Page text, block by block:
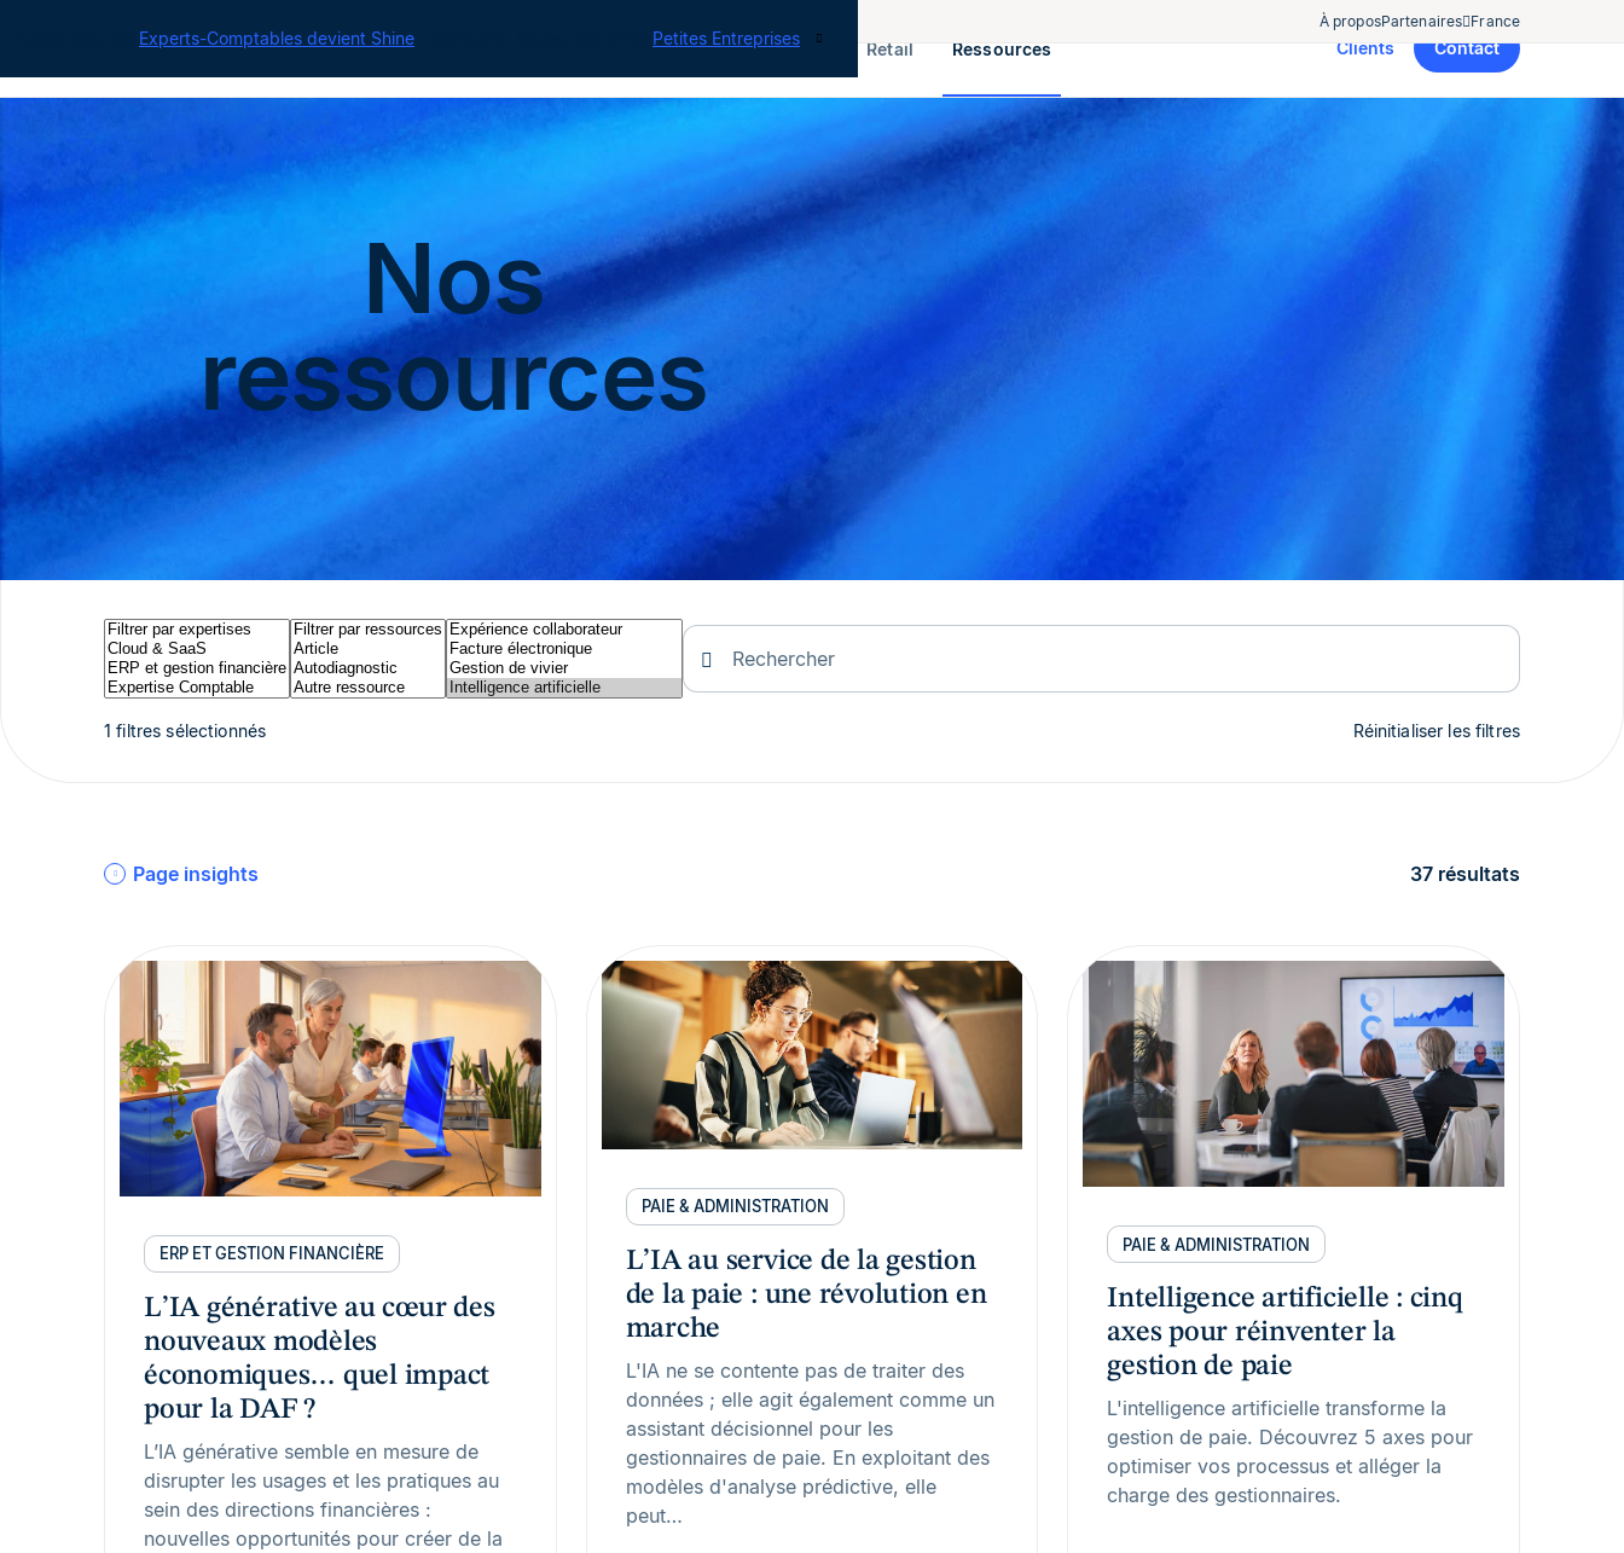
Experts-Comptables devient Shine Petites Entreprises
À proposPartenaires France
ERP Finance Retail Ressources Clients Contact
Nos
ressources
1 filtres sélectionnés Réinitialiser les filtres
Page insights 37 résultats
ERP ET GESTION FINANCIÈRE
L’IA générative au cœur des
nouveaux modèles
économiques… quel impact
pour la DAF ?
L’IA générative semble en mesure de
disrupter les usages et les pratiques au
sein des directions financières :
nouvelles opportunités pour créer de la
PAIE & ADMINISTRATION
L’IA au service de la gestion
de la paie : une révolution en
marche
L'IA ne se contente pas de traiter des
données ; elle agit également comme un
assistant décisionnel pour les
gestionnaires de paie. En exploitant des
modèles d'analyse prédictive, elle
peut…
PAIE & ADMINISTRATION
Intelligence artificielle : cinq
axes pour réinventer la
gestion de paie
L'intelligence artificielle transforme la
gestion de paie. Découvrez 5 axes pour
optimiser vos processus et alléger la
charge des gestionnaires.